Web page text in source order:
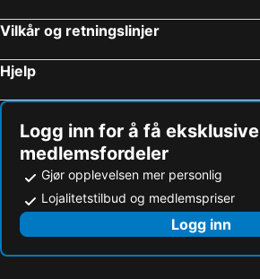
Vilkår og retningslinjer
Hjelp
Logg inn for å få eksklusive
medlemsfordeler
Gjør opplevelsen mer personlig
Lojalitetstilbud og medlemspriser
Logg inn